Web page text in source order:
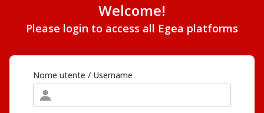
Welcome!
Please login to access all Egea platforms
Nome utente / Username